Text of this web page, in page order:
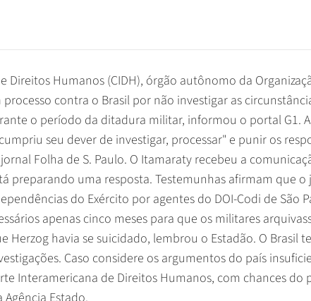
Direitos Humanos (CIDH), órgão autônomo da
processo contra o Brasil por não investigar as
o período da ditadura militar, informou o portal G1.
seu dever de investigar, processar" e punir os
Folha de S. Paulo. O Itamaraty recebeu a
preparando uma resposta. Testemunhas afirmam que
do Exército por agentes do DOI-Codi de São
apenas cinco meses para que os militares
Herzog havia se suicidado, lembrou o Estadão. O Brasil
Caso considere os argumentos do país
Interamericana de Direitos Humanos, com chances do